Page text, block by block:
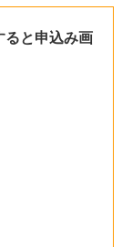
ると申込み画